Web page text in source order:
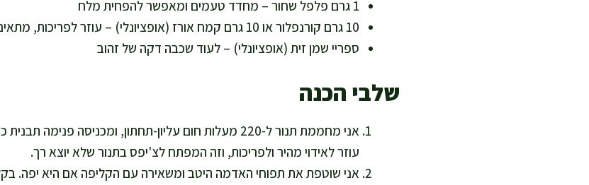
1 גרם פלפל שחור – מחדד טעמים ומאפשר להפחית מלח
10 גרם קורנפלור או 10 גרם קמח אורז (אופציונלי) – עוזר לפריכות, מתאים ללא גלוטן
ספריי שמן זית (אופציונלי) – לעוד שכבה דקה של זהוב
שלבי הכנה
אני מחממת תנור ל-220 מעלות חום עליון-תחתון, ומכניסה
עוזר לאידוי מהיר ולפריכות, וזה המפתח לצ'יפס בתנור שלא יוצא רך.
אני שוטפת את תפוחי האדמה היטב ומשאירה עם הקליפה אם היא יפה.